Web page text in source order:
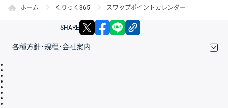
ホーム くりっく365 スワップポイントカレンダー
SHARE X facebook
各種方針・規程・会社案内